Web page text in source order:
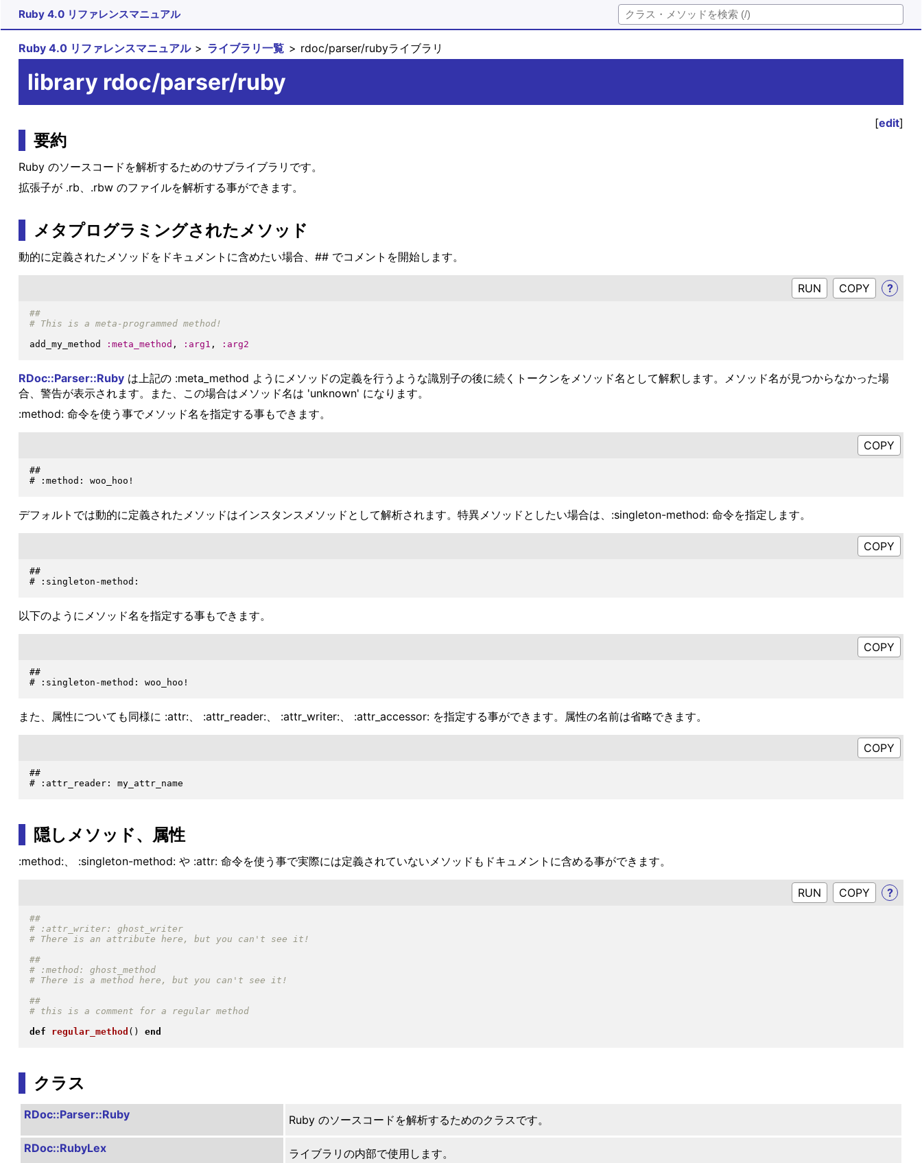
Ruby 4.0 リファレンスマニュアル
Ruby 4.0 リファレンスマニュアル ライブラリ一覧 rdoc/parser/rubyライブラリ
library rdoc/parser/ruby
[edit]
要約
Ruby のソースコードを解析するためのサブライブラリです。
拡張子が .rb、.rbw のファイルを解析する事ができます。
メタプログラミングされたメソッド
動的に定義されたメソッドをドキュメントに含めたい場合、## でコメントを開始します。
RUN ?
##
add_my_method
:meta_method , :arg1 , :arg2
RDoc::Parser::Rubyは上記の :meta_method ようにメソッドの定義を行うような識別子の後に続くトークンをメソッド名として解釈します。メソッド名が見つからなかった場
合、警告が表示されます。また、この場合はメソッド名は 'unknown' になります。
:method: 命令を使う事でメソッド名を指定する事もできます。
##
デフォルトでは動的に定義されたメソッドはインスタンスメソッドとして解析されます。特異メソッドとしたい場合は、:singleton-method: 命令を指定します。
##
以下のようにメソッド名を指定する事もできます。
##
また、属性についても同様に :attr:、 :attr_reader:、 :attr_writer:、 :attr_accessor: を指定する事ができます。属性の名前は省略できます。
##
隠しメソッド、属性
:method:、 :singleton-method: や :attr: 命令を使う事で実際には定義されていないメソッドもドキュメントに含める事ができます。
RUN ?
##
# :attr_writer: ghost_writer
##
# :method: ghost_method
##
# this is a comment for a regular method
def
regular_method ( ) end
クラス
RDoc::Parser::Ruby Ruby のソースコードを解析するためのクラスです。
RDoc::RubyLex ライブラリの内部で使用します。